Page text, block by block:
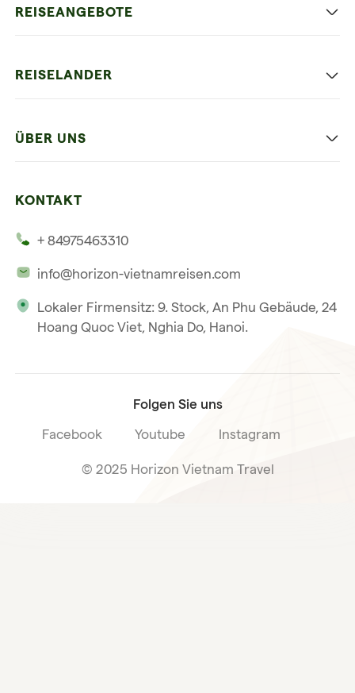
REISEANGEBOTE
Die Beste Reise
Mehrere Länder
REISELANDER
ÜBER UNS
Unsere internationale Tourismuslizenz
KONTAKT
+ 84975463310
info@horizon-vietnamreisen.com
Lokaler Firmensitz: 9. Stock, An Phu Gebäude, 24
Hoang Quoc Viet, Nghia Do, Hanoi.
Folgen Sie uns
Facebook Youtube Instagram
© 2025 Horizon Vietnam Travel